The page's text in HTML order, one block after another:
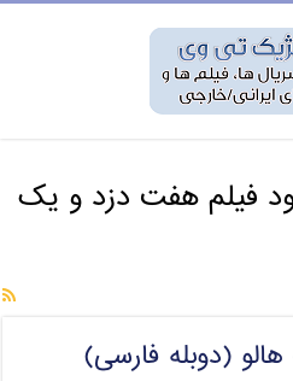
فیلم هفت دزد و یک
(دوبله فارسی)